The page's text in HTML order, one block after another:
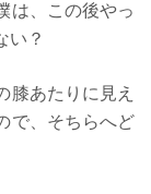
は、この後やっ
い？
膝あたりに見え
で、そちらへど